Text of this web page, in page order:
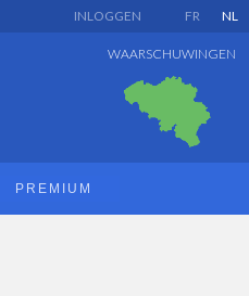
FR NL
INLOGGEN
WAARSCHUWINGEN
PREMIUM